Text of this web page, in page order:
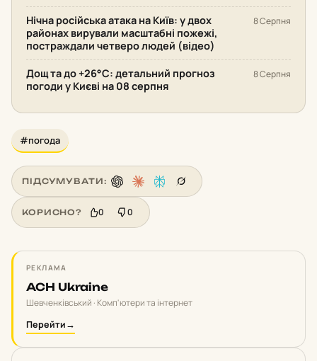
Нічна російська атака на Київ: у двох
районах вирували масштабні пожежі,
постраждали четверо людей (відео)
8 Серпня
Дощ та до +26°С: детальний прогноз
погоди у Києві на 08 серпня
8 Серпня
#погода
ПІДСУМУВАТИ:
КОРИСНО? 0 0
РЕКЛАМА
ACH Ukraine
Шевченківський · Комп'ютери та інтернет
Перейти→